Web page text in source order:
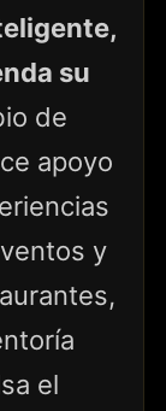
su
de
apoyo
y
el